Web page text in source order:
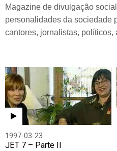
Magazine de divulgação
personalidades da sociedade
cantores, jornalistas, políticos,
1997-03-23
JET 7 – Parte II